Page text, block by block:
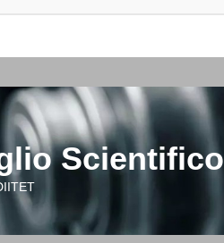
Scientifico